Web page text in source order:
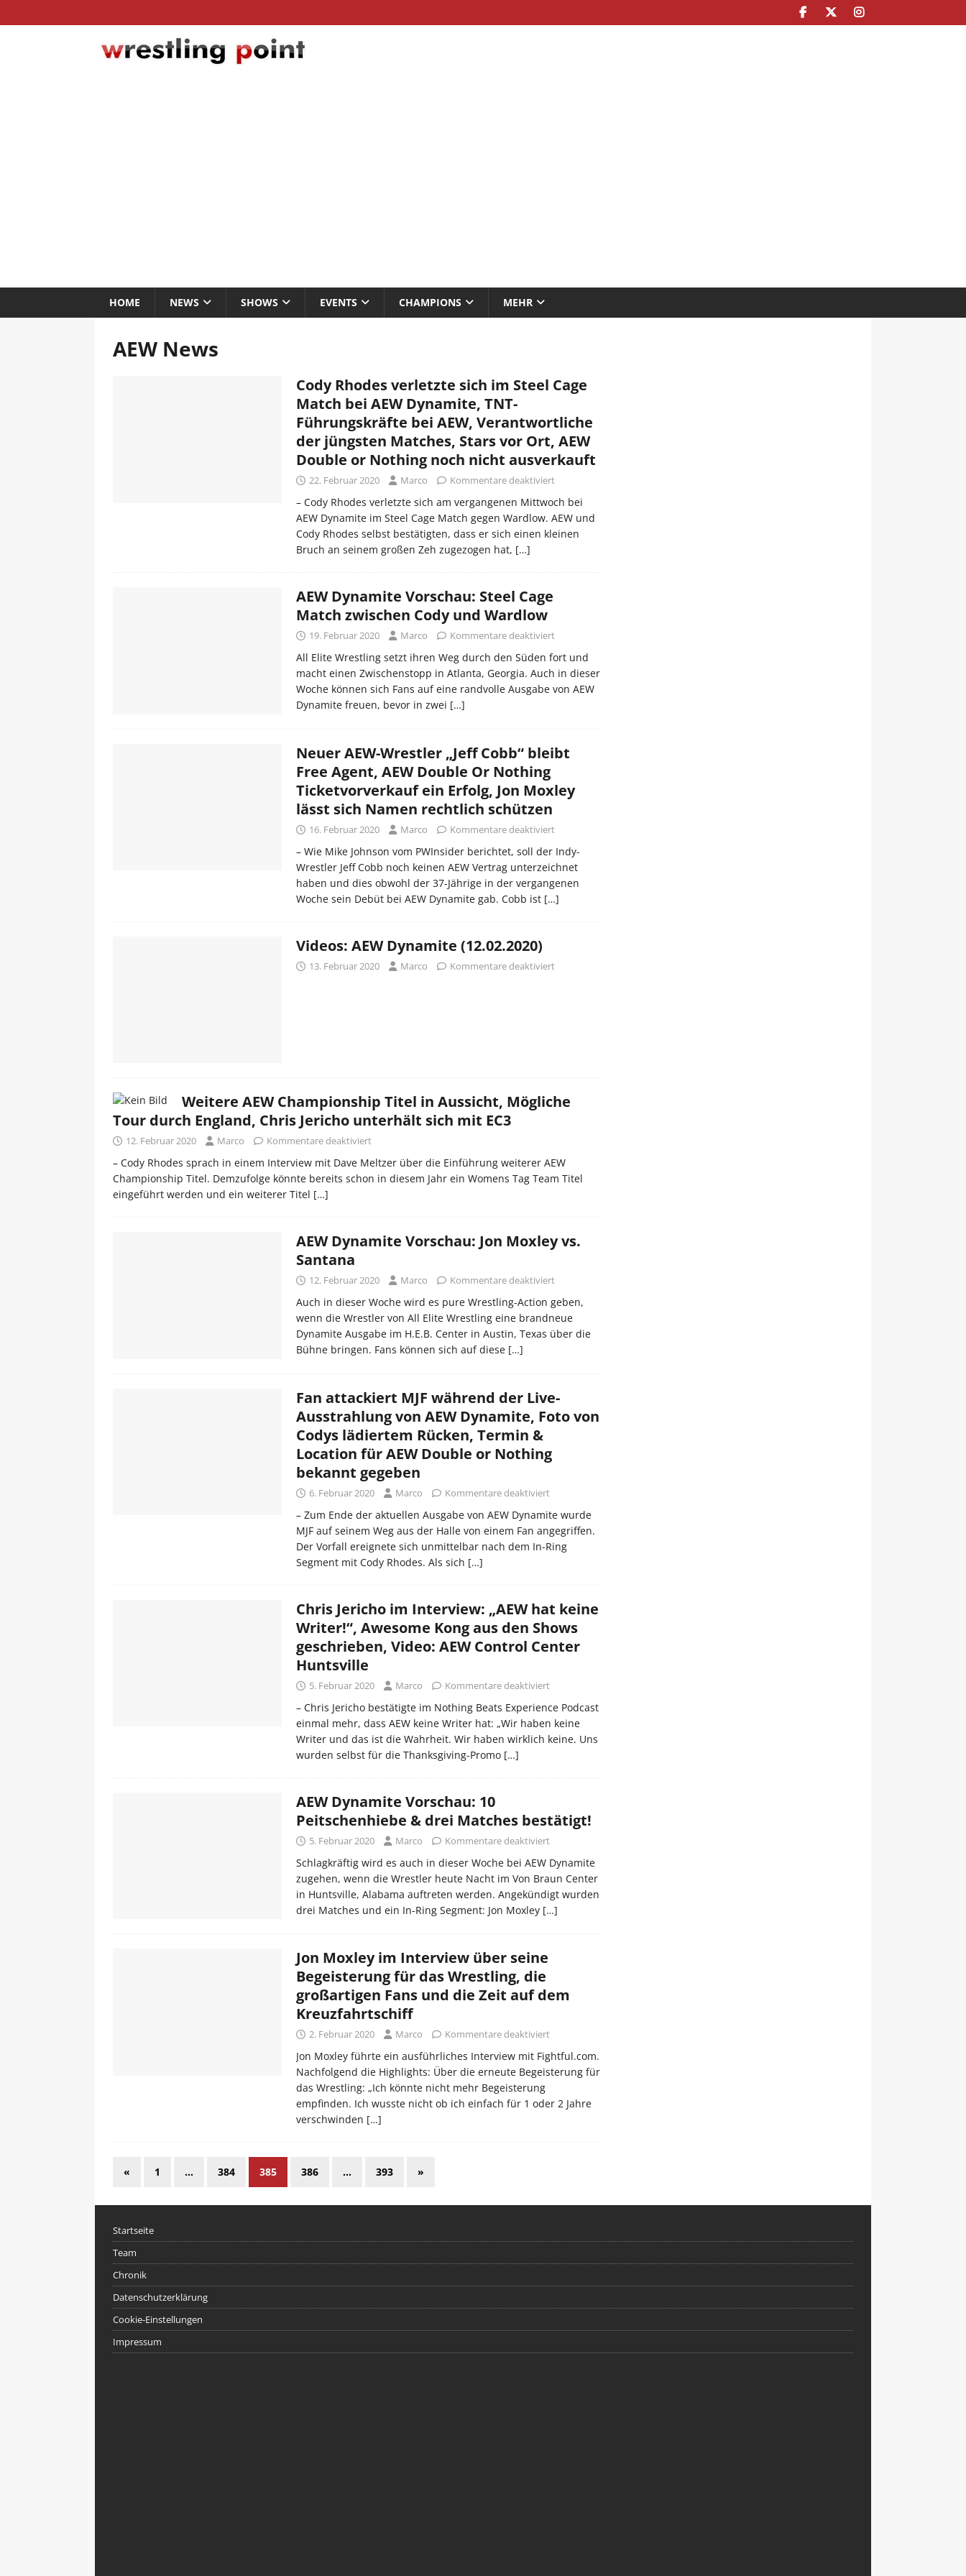
HOME NEWS SHOWS EVENTS CHAMPIONS MEHR
AEW News
Cody Rhodes verletzte sich im Steel Cage
Match bei AEW Dynamite, TNT-
Führungskräfte bei AEW, Verantwortliche
der jüngsten Matches, Stars vor Ort, AEW
Double or Nothing noch nicht ausverkauft
22. Februar 2020 Marco Kommentare deaktiviert
– Cody Rhodes verletzte sich am vergangenen Mittwoch bei
AEW Dynamite im Steel Cage Match gegen Wardlow. AEW und
Cody Rhodes selbst bestätigten, dass er sich einen kleinen
Bruch an seinem großen Zeh zugezogen hat, […]
AEW Dynamite Vorschau: Steel Cage
Match zwischen Cody und Wardlow
19. Februar 2020 Marco Kommentare deaktiviert
All Elite Wrestling setzt ihren Weg durch den Süden fort und
macht einen Zwischenstopp in Atlanta, Georgia. Auch in dieser
Woche können sich Fans auf eine randvolle Ausgabe von AEW
Dynamite freuen, bevor in zwei […]
Neuer AEW-Wrestler „Jeff Cobb“ bleibt
Free Agent, AEW Double Or Nothing
Ticketvorverkauf ein Erfolg, Jon Moxley
lässt sich Namen rechtlich schützen
16. Februar 2020 Marco Kommentare deaktiviert
– Wie Mike Johnson vom PWInsider berichtet, soll der Indy-
Wrestler Jeff Cobb noch keinen AEW Vertrag unterzeichnet
haben und dies obwohl der 37-Jährige in der vergangenen
Woche sein Debüt bei AEW Dynamite gab. Cobb ist […]
Videos: AEW Dynamite (12.02.2020)
13. Februar 2020 Marco Kommentare deaktiviert
Weitere AEW Championship Titel in Aussicht, Mögliche
Tour durch England, Chris Jericho unterhält sich mit EC3
12. Februar 2020 Marco Kommentare deaktiviert
– Cody Rhodes sprach in einem Interview mit Dave Meltzer über die Einführung weiterer AEW
Championship Titel. Demzufolge könnte bereits schon in diesem Jahr ein Womens Tag Team Titel
eingeführt werden und ein weiterer Titel […]
AEW Dynamite Vorschau: Jon Moxley vs.
Santana
12. Februar 2020 Marco Kommentare deaktiviert
Auch in dieser Woche wird es pure Wrestling-Action geben,
wenn die Wrestler von All Elite Wrestling eine brandneue
Dynamite Ausgabe im H.E.B. Center in Austin, Texas über die
Bühne bringen. Fans können sich auf diese […]
Fan attackiert MJF während der Live-
Ausstrahlung von AEW Dynamite, Foto von
Codys lädiertem Rücken, Termin &
Location für AEW Double or Nothing
bekannt gegeben
6. Februar 2020 Marco Kommentare deaktiviert
– Zum Ende der aktuellen Ausgabe von AEW Dynamite wurde
MJF auf seinem Weg aus der Halle von einem Fan angegriffen.
Der Vorfall ereignete sich unmittelbar nach dem In-Ring
Segment mit Cody Rhodes. Als sich […]
Chris Jericho im Interview: „AEW hat keine
Writer!“, Awesome Kong aus den Shows
geschrieben, Video: AEW Control Center
Huntsville
5. Februar 2020 Marco Kommentare deaktiviert
– Chris Jericho bestätigte im Nothing Beats Experience Podcast
einmal mehr, dass AEW keine Writer hat: „Wir haben keine
Writer und das ist die Wahrheit. Wir haben wirklich keine. Uns
wurden selbst für die Thanksgiving-Promo […]
AEW Dynamite Vorschau: 10
Peitschenhiebe & drei Matches bestätigt!
5. Februar 2020 Marco Kommentare deaktiviert
Schlagkräftig wird es auch in dieser Woche bei AEW Dynamite
zugehen, wenn die Wrestler heute Nacht im Von Braun Center
in Huntsville, Alabama auftreten werden. Angekündigt wurden
drei Matches und ein In-Ring Segment: Jon Moxley […]
Jon Moxley im Interview über seine
Begeisterung für das Wrestling, die
großartigen Fans und die Zeit auf dem
Kreuzfahrtschiff
2. Februar 2020 Marco Kommentare deaktiviert
Jon Moxley führte ein ausführliches Interview mit Fightful.com.
Nachfolgend die Highlights: Über die erneute Begeisterung für
das Wrestling: „Ich könnte nicht mehr Begeisterung
empfinden. Ich wusste nicht ob ich einfach für 1 oder 2 Jahre
verschwinden […]
« 1 … 384 385 386 … 393 »
Startseite
Team
Chronik
Datenschutzerklärung
Cookie-Einstellungen
Impressum